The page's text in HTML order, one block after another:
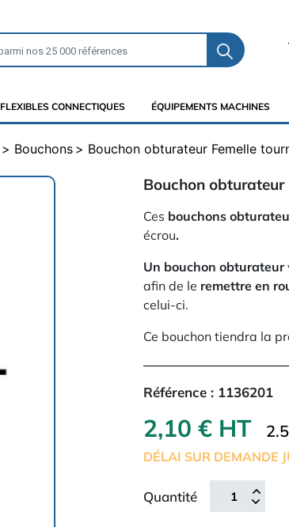
FLEXIBLES CONNECTIQUES ÉQUIPEMENTS MACHINES
Bouchons Bouchon obturateur Femelle
Bouchon obturateur
Ces bouchons
écrou.
Un bouchon obturateur
afin de le remettre en
celui-ci.
Ce bouchon tiendra la
Référence : 1136201
2,10 € HT
DÉLAI SUR DEMANDE
Quantité